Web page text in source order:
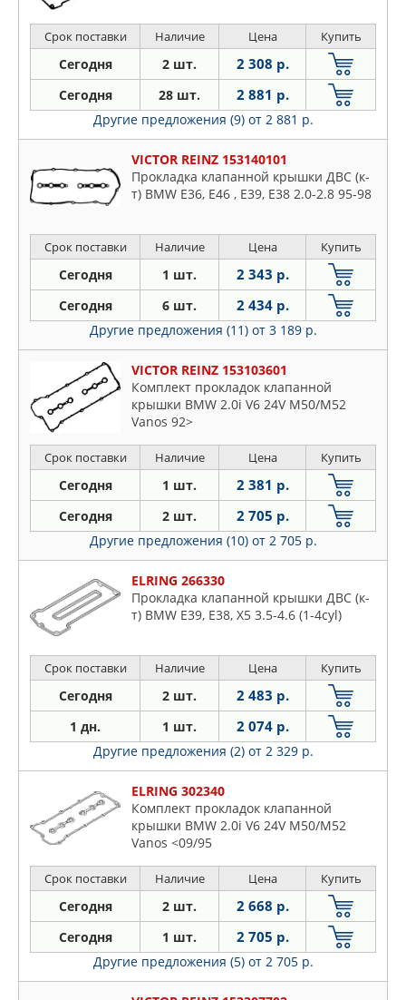
Срок поставки Наличие Цена Купить
Сегодня 2 шт. 2 308 р.
Сегодня 28 шт. 2 881 р.
Другие предложения (9) от 2 881 р.
VICTOR REINZ 153140101
Прокладка клапанной крышки ДВС (к-
т) BMW E36, E46 , E39, E38 2.0-2.8 95-98
Срок поставки Наличие Цена Купить
Сегодня 1 шт. 2 343 р.
Сегодня 6 шт. 2 434 р.
Другие предложения (11) от 3 189 р.
VICTOR REINZ 153103601
Комплект прокладок клапанной
крышки BMW 2.0i V6 24V M50/M52
Vanos 92>
Срок поставки Наличие Цена Купить
Сегодня 1 шт. 2 381 р.
Сегодня 2 шт. 2 705 р.
Другие предложения (10) от 2 705 р.
ELRING 266330
Прокладка клапанной крышки ДВС (к-
т) BMW E39, E38, X5 3.5-4.6 (1-4cyl)
Срок поставки Наличие Цена Купить
Сегодня 2 шт. 2 483 р.
1 дн. 1 шт. 2 074 р.
Другие предложения (2) от 2 329 р.
ELRING 302340
Комплект прокладок клапанной
крышки BMW 2.0i V6 24V M50/M52
Vanos <09/95
Срок поставки Наличие Цена Купить
Сегодня 2 шт. 2 668 р.
Сегодня 1 шт. 2 705 р.
Другие предложения (5) от 2 705 р.